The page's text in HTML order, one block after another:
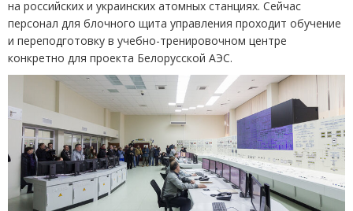
на российских и украинских атомных станциях. Сейчас
персонал для блочного щита управления проходит обучение
и переподготовку в учебно-тренировочном центре
конкретно для проекта Белорусской АЭС.